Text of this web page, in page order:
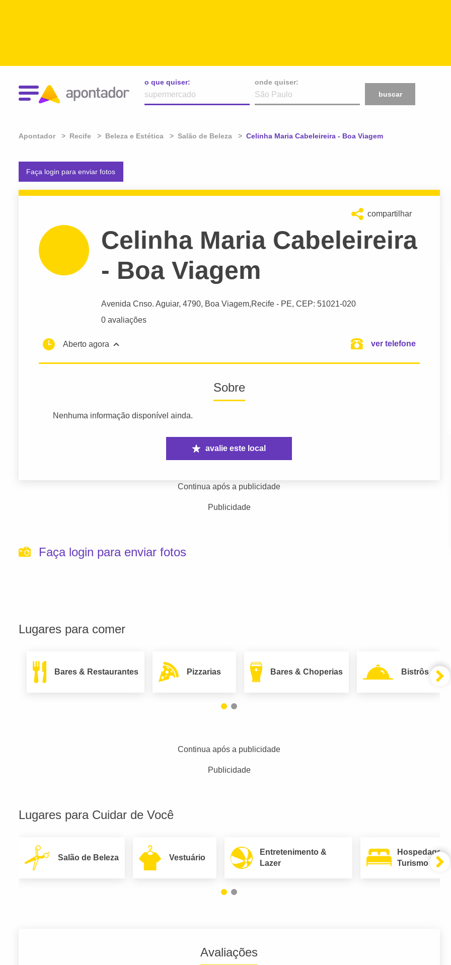
o que quiser:
onde quiser:
buscar
Apontador Recife Beleza e Estética Salão de Beleza Atual:
Celinha Maria Cabeleireira - Boa Viagem
Faça login para enviar fotos
compartilhar
Celinha Maria Cabeleireira
- Boa Viagem
Avenida Cnso. Aguiar, 4790, Boa Viagem,Recife - PE, CEP: 51021-020
0 avaliações
Aberto agora ver telefone
Sobre
Nenhuma informação disponível ainda.
avalie este local
Continua após a publicidade
Publicidade
Faça login para enviar fotos
Lugares para comer
Bares & Restaurantes Pizzarias Bares & Choperias Bistrôs
Continua após a publicidade
Publicidade
Lugares para Cuidar de Você
Salão de Beleza Vestuário
Entretenimento &
Lazer
Hospedagem
Turismo
Avaliações